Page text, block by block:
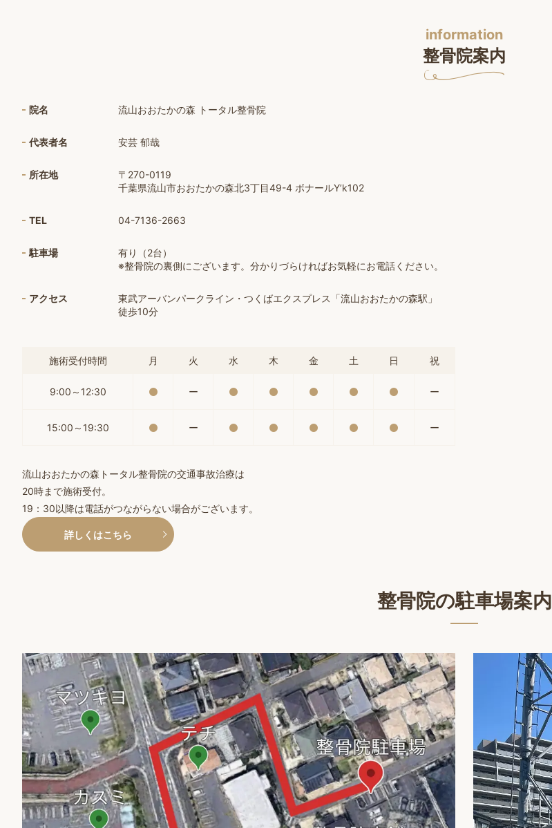
information
整骨院案内
院名 流山おおたかの森 トータル整骨院
代表者名 安芸 郁哉
所在地
〒270-0119
千葉県流山市おおたかの森北3丁目49-4 ボナールY’k102
TEL 04-7136-2663
駐車場
有り（2台）
※整骨院の裏側にございます。分かりづらければお気軽にお電話ください。
アクセス
東武アーバンパークライン・つくばエクスプレス「流山おおたかの森駅」
徒歩10分
施術受付時間 月 火 水 木 金 土 日 祝
9:00～12:30 ー ー
15:00～19:30 ー ー
流山おおたかの森トータル整骨院の交通事故治療は
20時まで施術受付。
19：30以降は電話がつながらない場合がございます。
詳しくはこちら
整骨院の駐車場案内